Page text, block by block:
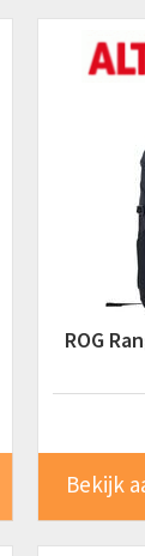
ROG
Bekijk